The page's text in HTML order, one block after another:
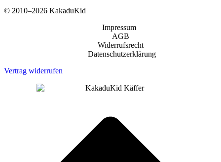
© 2010–2026 KakaduKid
Impressum
AGB
Widerrufsrecht
Datenschutzerklärung
Vertrag widerrufen